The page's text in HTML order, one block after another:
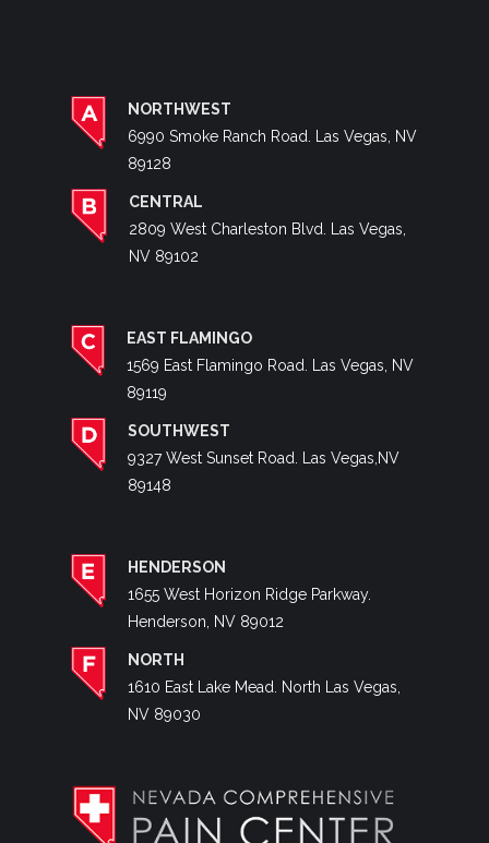
NORTHWEST
6990 Smoke Ranch Road. Las Vegas, NV
89128
CENTRAL
2809 West Charleston Blvd. Las Vegas,
NV 89102
EAST FLAMINGO
1569 East Flamingo Road. Las Vegas, NV
89119
SOUTHWEST
9327 West Sunset Road. Las Vegas,NV
89148
HENDERSON
1655 West Horizon Ridge Parkway.
Henderson, NV 89012
NORTH
1610 East Lake Mead. North Las Vegas,
NV 89030